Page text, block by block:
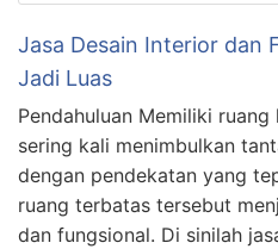
Jasa Desain Interior dan
Jadi Luas
Pendahuluan Memiliki
sering kali menimbulkan
dengan pendekatan yang
ruang terbatas tersebut
dan fungsional. Di sinilah